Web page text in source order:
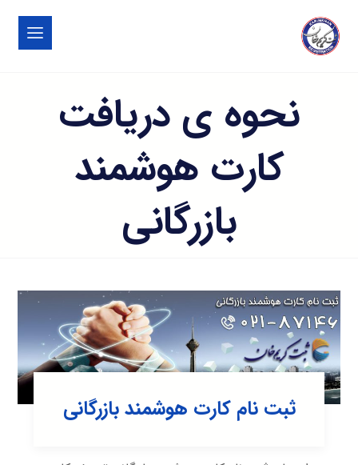
نحوه ی دریافت
کارت هوشمند
بازرگانی
ثبت نام کارت هوشمند بازرگانی